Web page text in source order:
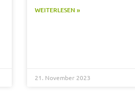
WEITERLESEN »
21. November 2023